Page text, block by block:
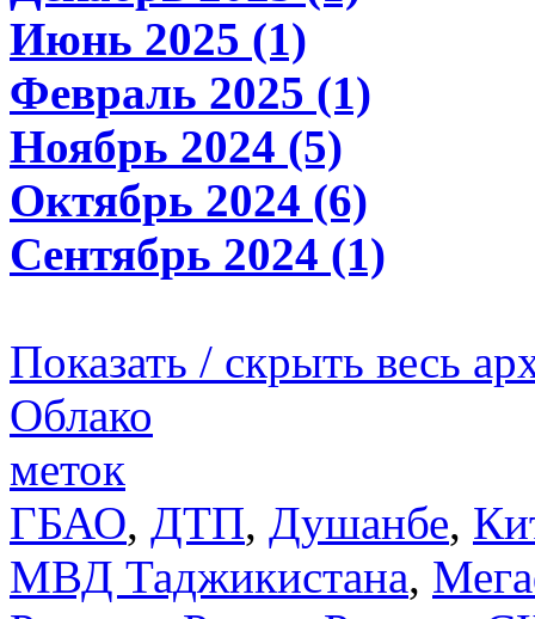
Июнь 2025 (1)
Февраль 2025 (1)
Ноябрь 2024 (5)
Октябрь 2024 (6)
Сентябрь 2024 (1)
Показать / скрыть весь
Облако
меток
ГБАО, ДТП, Душанбе,
МВД Таджикистана,